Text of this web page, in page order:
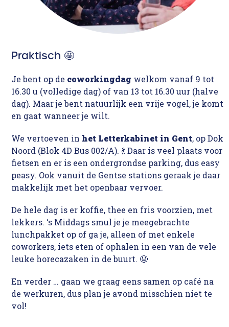
Praktisch 🤩
Je bent op de coworkingdag welkom vanaf 9 tot
16.30 u (volledige dag) of van 13 tot 16.30 uur (halve
dag). Maar je bent natuurlijk een vrije vogel, je komt
en gaat wanneer je wilt.
We vertoeven in het Letterkabinet in Gent, op Dok
Noord (Blok 4D Bus 002/A). 💃 Daar is veel plaats voor
fietsen en er is een ondergrondse parking, dus easy
peasy. Ook vanuit de Gentse stations geraak je daar
makkelijk met het openbaar vervoer.
De hele dag is er koffie, thee en fris voorzien, met
lekkers. ‘s Middags smul je je meegebrachte
lunchpakket op of ga je, alleen of met enkele
coworkers, iets eten of ophalen in een van de vele
leuke horecazaken in de buurt. 🤤
En verder … gaan we graag eens samen op café na
de werkuren, dus plan je avond misschien niet te
vol!